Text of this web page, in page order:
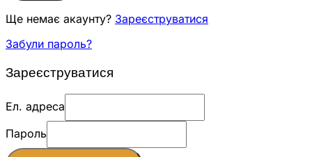
Ще немає акаунту? Зареєструватися
Забули пароль?
Зареєструватися
Ел. адреса
Пароль